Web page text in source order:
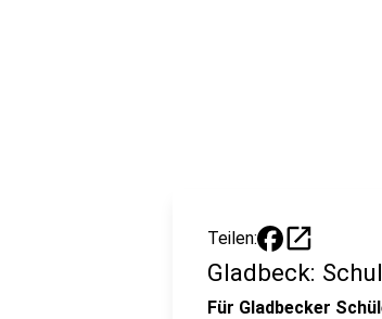
Teilen: open_in_new
Gladbeck:
Für Gladbecker